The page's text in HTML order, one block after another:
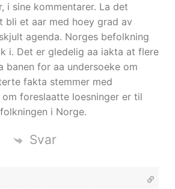
i sine kommentarer. La det
bli et aar med hoey grad av
agenda. Norges befolkning
i. Det er gledelig aa iakta at flere
banen for aa undersoeke om
fakta stemmer med
foreslaatte loesninger er til
i Norge.
Svar